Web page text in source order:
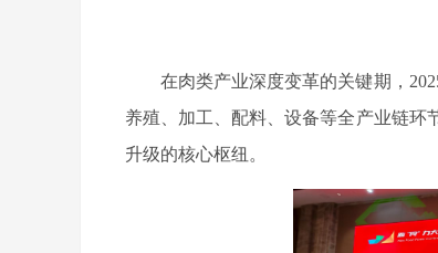
在肉类产业深度变革的关键期，
养殖、加工、配料、设备等全产业链环
升级的核心枢纽。